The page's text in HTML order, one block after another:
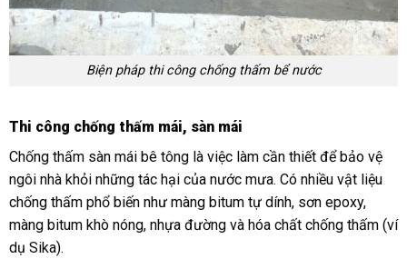
Biện pháp thi công chống thấm bể nước
Thi công chống thấm mái, sàn mái
Chống thấm sàn mái bê tông là việc làm cần thiết để bảo vệ
ngôi nhà khỏi những tác hại của nước mưa. Có nhiều vật liệu
chống thấm phổ biến như màng bitum tự dính, sơn epoxy,
màng bitum khò nóng, nhựa đường và hóa chất chống thấm (ví
dụ Sika).